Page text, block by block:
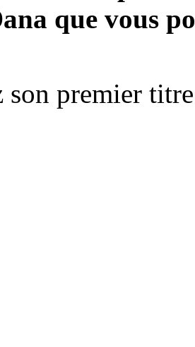
que vous
son premier